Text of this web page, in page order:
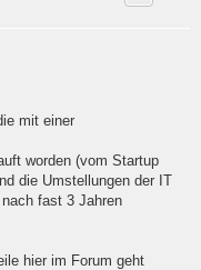
mit einer
worden (vom Startup
die Umstellungen der IT
fast 3 Jahren
hier im Forum geht